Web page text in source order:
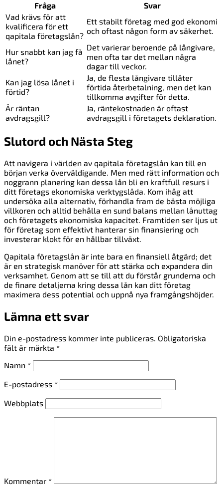
Fråga
Svar
Vad krävs för att
kvalificera för ett
qapitala företagslån?
Ett stabilt företag med god ekonomi
och oftast någon form av säkerhet.
Hur snabbt kan jag få
lånet?
Det varierar beroende på långivare,
men ofta tar det mellan några
dagar till veckor.
Kan jag lösa lånet i
förtid?
Ja, de flesta långivare tillåter
förtida återbetalning, men det kan
tillkomma avgifter för detta.
Är räntan
avdragsgill?
Ja, räntekostnaden är oftast
avdragsgill i företagets deklaration.
Slutord och Nästa Steg
Att navigera i världen av qapitala företagslån kan till en
början verka överväldigande. Men med rätt information och
noggrann planering kan dessa lån bli en kraftfull resurs i
ditt företags ekonomiska verktygslåda. Kom ihåg att
undersöka alla alternativ, förhandla fram de bästa möjliga
villkoren och alltid behålla en sund balans mellan lånuttag
och företagets ekonomiska kapacitet. Framtiden ser ljus ut
för företag som effektivt hanterar sin finansiering och
investerar klokt för en hållbar tillväxt.
Qapitala företagslån är inte bara en finansiell åtgärd; det
är en strategisk manöver för att stärka och expandera din
verksamhet. Genom att se till att du förstår grunderna och
de finare detaljerna kring dessa lån kan ditt företag
maximera dess potential och uppnå nya framgångshöjder.
Lämna ett svar
Din e-postadress kommer inte publiceras. Obligatoriska
fält är märkta *
Namn *
E-postadress *
Webbplats
Kommentar *